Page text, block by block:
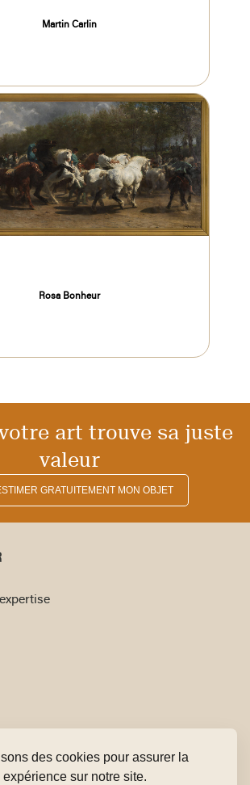
des cookies pour assurer la
sur notre site.
Martin Carlin
Rosa Bonheur
art trouve sa juste
valeur
GRATUITEMENT MON OBJET